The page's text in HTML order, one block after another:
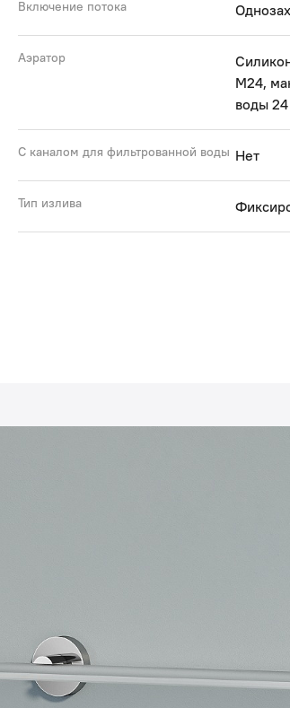
Включение потока
Аэратор
M24,
воды
С каналом для фильтрованной воды Нет
Тип излива